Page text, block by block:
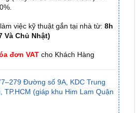
Và Chủ Nhật)
đơn VATcho Khách Hàng
Đường số 9A, KDC Trung
Trương Định, Phường Thủ Dầu
cũ)